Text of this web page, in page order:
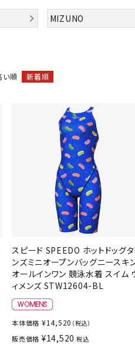
陸上競技用ウィメンズウ
バドミントンラケット
少
バ
MIZUNO
い順 新着順
スピード SPEEDO ホットドッグ
ンズミニオープンバッグニースキ
オールインワン 競泳水着 スイム
ィメンズ STW12604-BL
本体価格 ¥14,520 （税込）
販売価格 ¥14,520 税込